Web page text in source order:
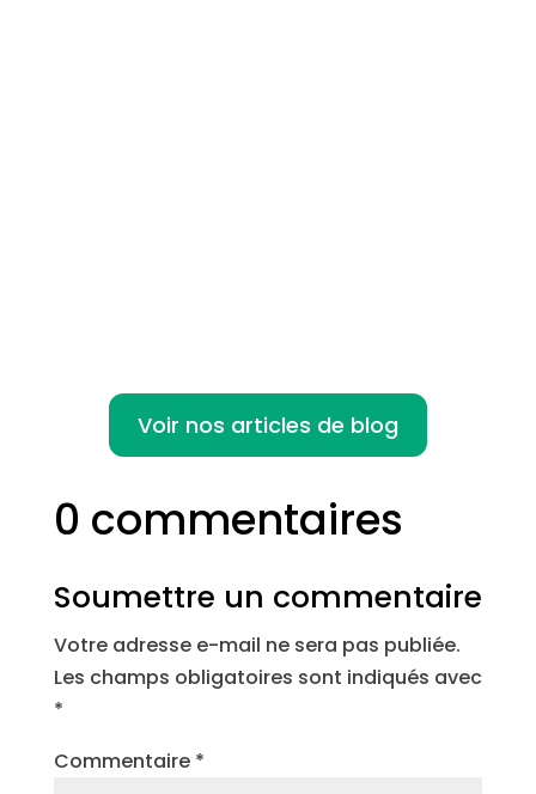
Voir nos articles de blog
0 commentaires
Soumettre un commentaire
Votre adresse e-mail ne sera pas publiée.
Les champs obligatoires sont indiqués avec
*
Commentaire *